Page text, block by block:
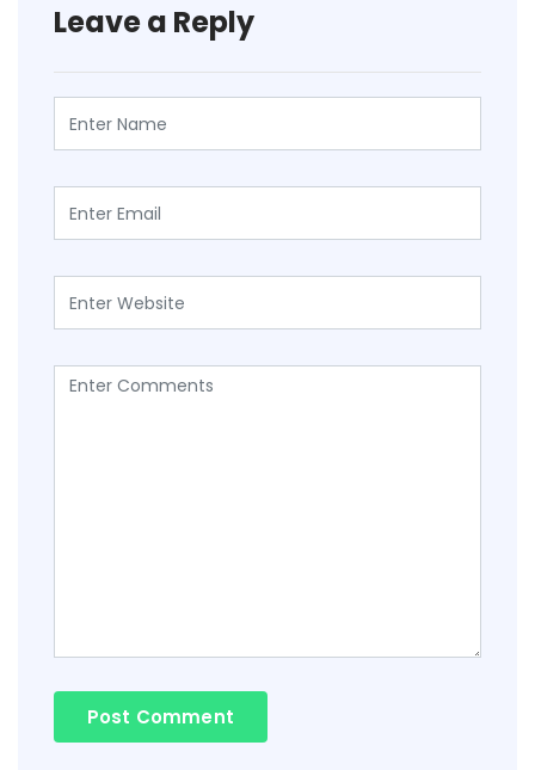
Leave a Reply